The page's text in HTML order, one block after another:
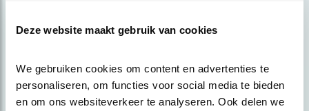
Deze website maakt gebruik van cookies
We gebruiken cookies om content en advertenties te
personaliseren, om functies voor social media te bieden
en om ons websiteverkeer te analyseren. Ook delen we
GEZOCHT: KANDIDATEN VOOR DE
LEDENRAAD